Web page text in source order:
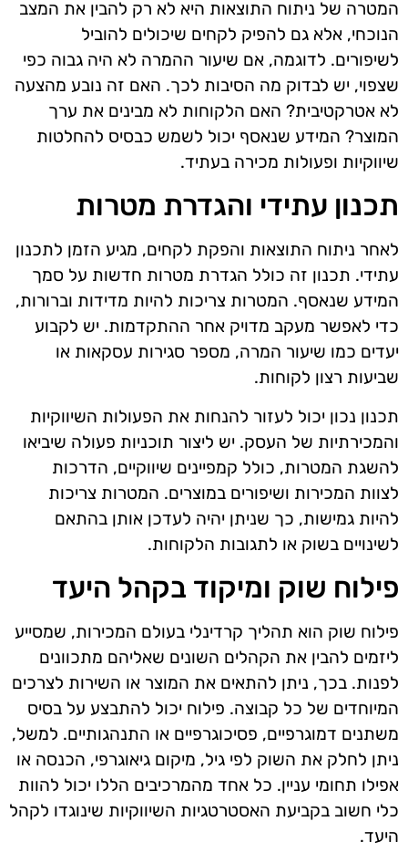
המטרה של ניתוח התוצאות היא לא רק להבין את המצב
הנוכחי, אלא גם להפיק לקחים שיכולים להוביל
לשיפורים. לדוגמה, אם שיעור ההמרה לא היה גבוה כפי
שצפוי, יש לבדוק מה הסיבות לכך. האם זה נובע מהצעה
לא אטרקטיבית? האם הלקוחות לא מבינים את ערך
המוצר? המידע שנאסף יכול לשמש כבסיס להחלטות
שיווקיות ופעולות מכירה בעתיד.
תכנון עתידי והגדרת מטרות
לאחר ניתוח התוצאות והפקת לקחים, מגיע הזמן לתכנון
עתידי. תכנון זה כולל הגדרת מטרות חדשות על סמך
המידע שנאסף. המטרות צריכות להיות מדידות וברורות,
כדי לאפשר מעקב מדויק אחר ההתקדמות. יש לקבוע
יעדים כמו שיעור המרה, מספר סגירות עסקאות או
שביעות רצון לקוחות.
תכנון נכון יכול לעזור להנחות את הפעולות השיווקיות
והמכירתיות של העסק. יש ליצור תוכניות פעולה שיביאו
להשגת המטרות, כולל קמפיינים שיווקיים, הדרכות
לצוות המכירות ושיפורים במוצרים. המטרות צריכות
להיות גמישות, כך שניתן יהיה לעדכן אותן בהתאם
לשינויים בשוק או לתגובות הלקוחות.
פילוח שוק ומיקוד בקהל היעד
פילוח שוק הוא תהליך קרדינלי בעולם המכירות, שמסייע
ליזמים להבין את הקהלים השונים שאליהם מתכוונים
לפנות. בכך, ניתן להתאים את המוצר או השירות לצרכים
המיוחדים של כל קבוצה. פילוח יכול להתבצע על בסיס
משתנים דמוגרפיים, פסיכוגרפיים או התנהגותיים. למשל,
ניתן לחלק את השוק לפי גיל, מיקום גיאוגרפי, הכנסה או
אפילו תחומי עניין. כל אחד מהמרכיבים הללו יכול להוות
כלי חשוב בקביעת האסטרטגיות השיווקיות שינוגדו לקהל
היעד.